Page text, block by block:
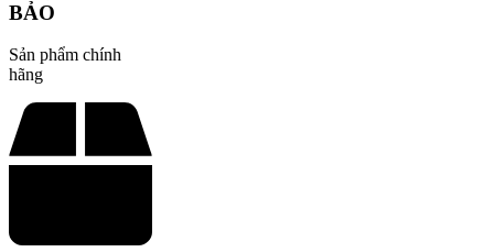
BẢO
Sản phẩm chính
hãng